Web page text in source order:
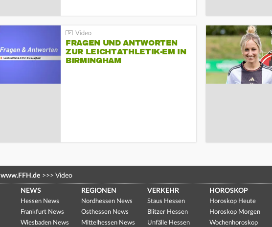
FRAGEN UND ANTWORTEN
ZUR LEICHTATHLETIK-EM IN
BIRMINGHAM
www.FFH.de >>> Video
NEWS
Hessen News
Frankfurt News
Wiesbaden News
REGIONEN
Nordhessen News
Osthessen News
Mittelhessen News
VERKEHR
Staus Hessen
Blitzer Hessen
Unfälle Hessen
HOROSKOP
Horoskop Heute
Horoskop Morgen
Wochenhoroskop